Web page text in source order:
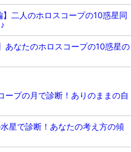
】二人のホロスコープの10惑星同
あなたのホロスコープの10惑星の
ープの月で診断！ありのままの自
星で診断！あなたの考え方の傾